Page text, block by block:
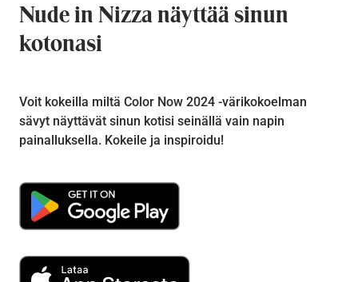
Nude in Nizza näyttää sinun
kotonasi
Voit kokeilla miltä Color Now 2024 -värikokoelman
sävyt näyttävät sinun kotisi seinällä vain napin
painalluksella. Kokeile ja inspiroidu!